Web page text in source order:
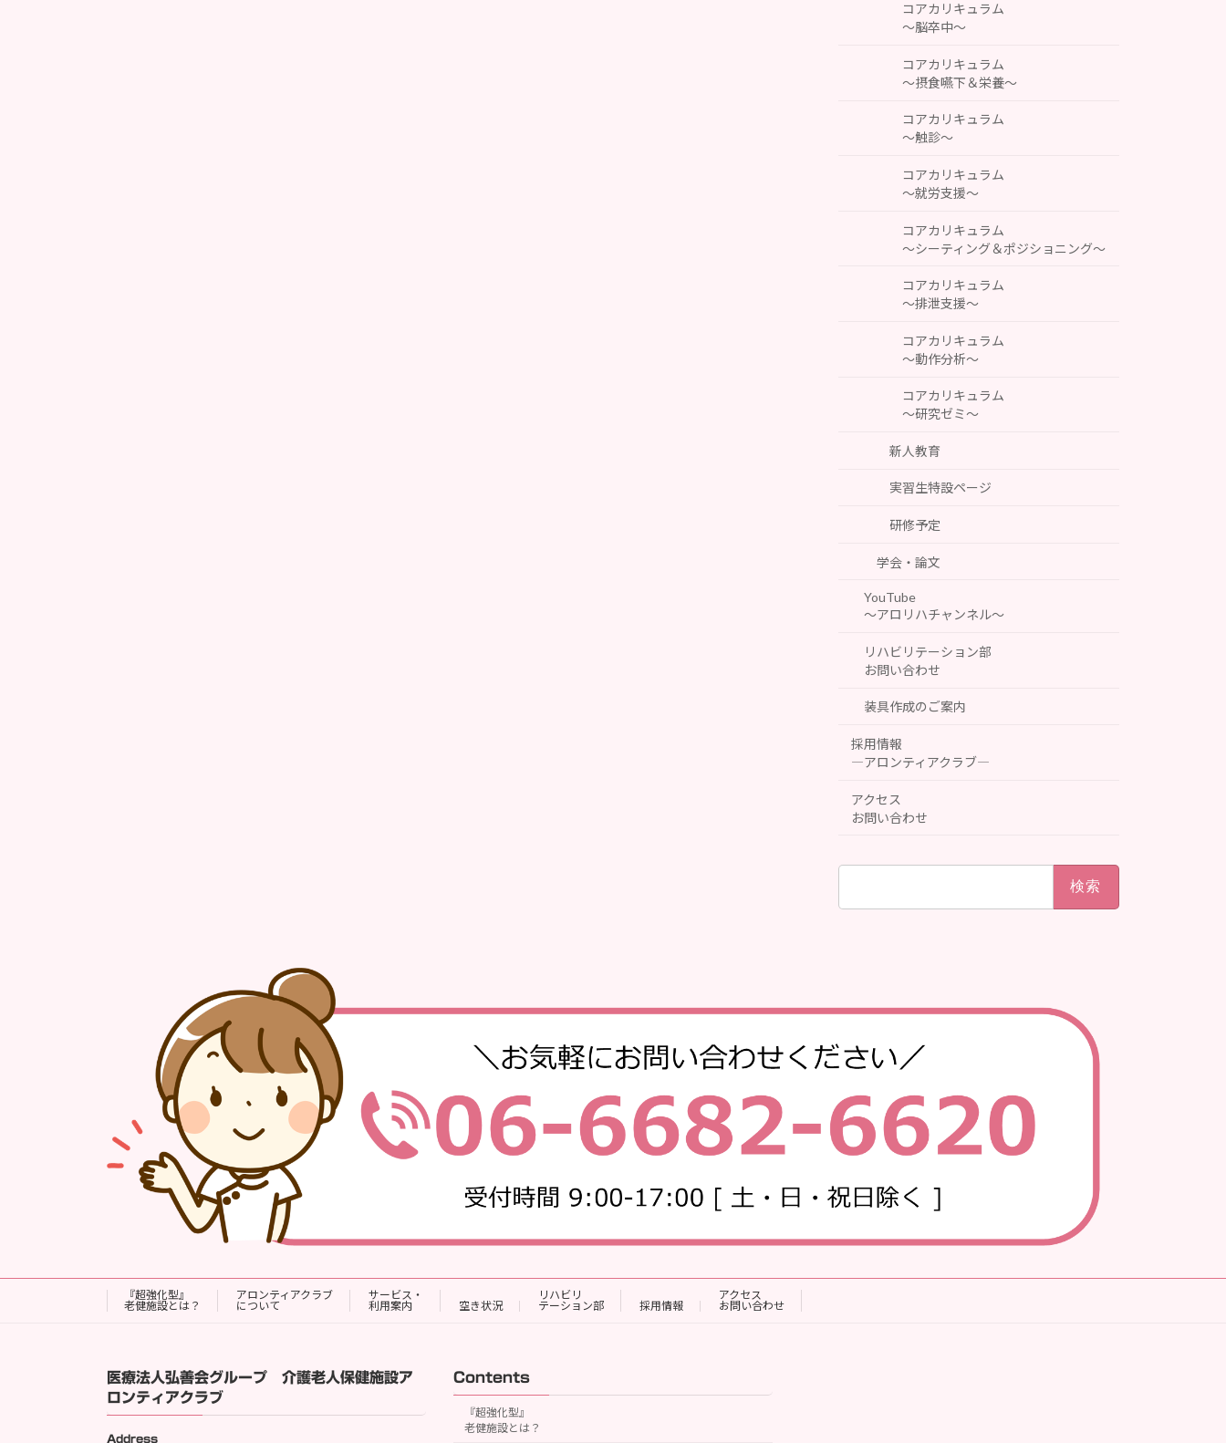
コアカリキュラム
～脳卒中～
コアカリキュラム
～摂食嚥下＆栄養～
コアカリキュラム
～触診～
コアカリキュラム
～就労支援～
コアカリキュラム
～シーティング＆ポジショニング～
コアカリキュラム
～排泄支援～
コアカリキュラム
～動作分析～
コアカリキュラム
～研究ゼミ～
新人教育
実習生特設ページ
研修予定
学会・論文
YouTube
～アロリハチャンネル～
リハビリテーション部
お問い合わせ
装具作成のご案内
採用情報
―アロンティアクラブ―
アクセス
お問い合わせ
『超強化型』
老健施設とは？
アロンティアクラブ
について
サービス・
利用案内
空き状況
リハビリ
テーション部
採用情報
アクセス
お問い合わせ
医療法人弘善会グループ 介護老人保健施設ア
ロンティアクラブ
Address
Contents
『超強化型』
老健施設とは？